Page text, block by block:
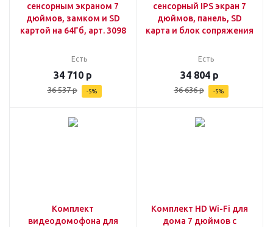
сенсорным экраном 7
дюймов, замком и SD
картой на 64Гб, арт. 3098
Есть
34 710 р
36 537р -5%
сенсорный IPS экран 7
дюймов, панель, SD
карта и блок сопряжения
Есть
34 804 р
36 636р -5%
Комплект
видеодомофона для
Комплект HD Wi-Fi для
дома 7 дюймов с